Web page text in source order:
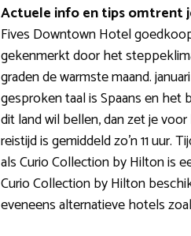
Actuele info en tips omtrent
Fives Downtown Hotel
gekenmerkt door het
graden de warmste maand.
gesproken taal is Spaans en het
dit land wil bellen, dan zet je
reistijd is gemiddeld zo’n 11
als Curio Collection by Hilton is
Curio Collection by Hilton
eveneens alternatieve hotels